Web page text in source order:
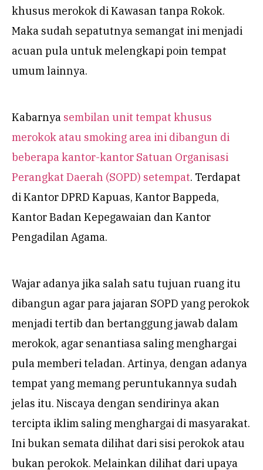
khusus merokok di Kawasan tanpa Rokok.
Maka sudah sepatutnya semangat ini menjadi
acuan pula untuk melengkapi poin tempat
umum lainnya.
Kabarnya sembilan unit tempat khusus
merokok atau smoking area ini dibangun di
beberapa kantor-kantor Satuan Organisasi
Perangkat Daerah (SOPD) setempat. Terdapat
di Kantor DPRD Kapuas, Kantor Bappeda,
Kantor Badan Kepegawaian dan Kantor
Pengadilan Agama.
Wajar adanya jika salah satu tujuan ruang itu
dibangun agar para jajaran SOPD yang perokok
menjadi tertib dan bertanggung jawab dalam
merokok, agar senantiasa saling menghargai
pula memberi teladan. Artinya, dengan adanya
tempat yang memang peruntukannya sudah
jelas itu. Niscaya dengan sendirinya akan
tercipta iklim saling menghargai di masyarakat.
Ini bukan semata dilihat dari sisi perokok atau
bukan perokok. Melainkan dilihat dari upaya